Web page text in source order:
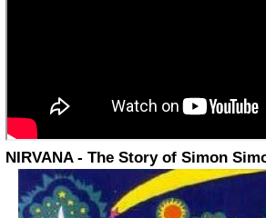
NIRVANA - The Story of Simon